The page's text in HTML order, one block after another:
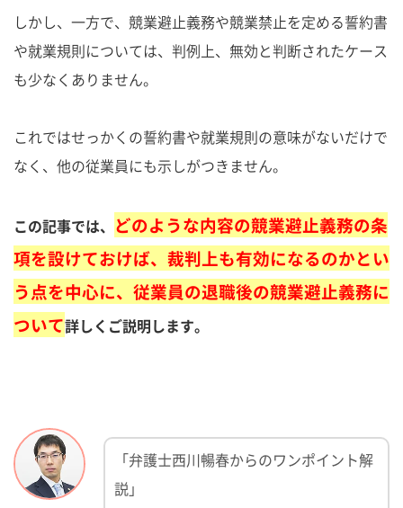
しかし、一方で、競業避止義務や競業禁止を定める誓約書
や就業規則については、判例上、無効と判断されたケース
も少なくありません。
これではせっかくの誓約書や就業規則の意味がないだけで
なく、他の従業員にも示しがつきません。
この記事では、 どのような内容の競業避止義務の条
項を設けておけば、裁判上も有効になるのかとい
う点を中心に、従業員の退職後の競業避止義務に
ついて詳しくご説明します。
「弁護士西川暢春からのワンポイント解
説」